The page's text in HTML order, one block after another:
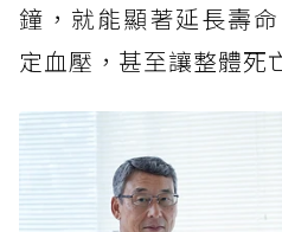
鐘，就能顯著延長壽
定血壓，甚至讓整體死